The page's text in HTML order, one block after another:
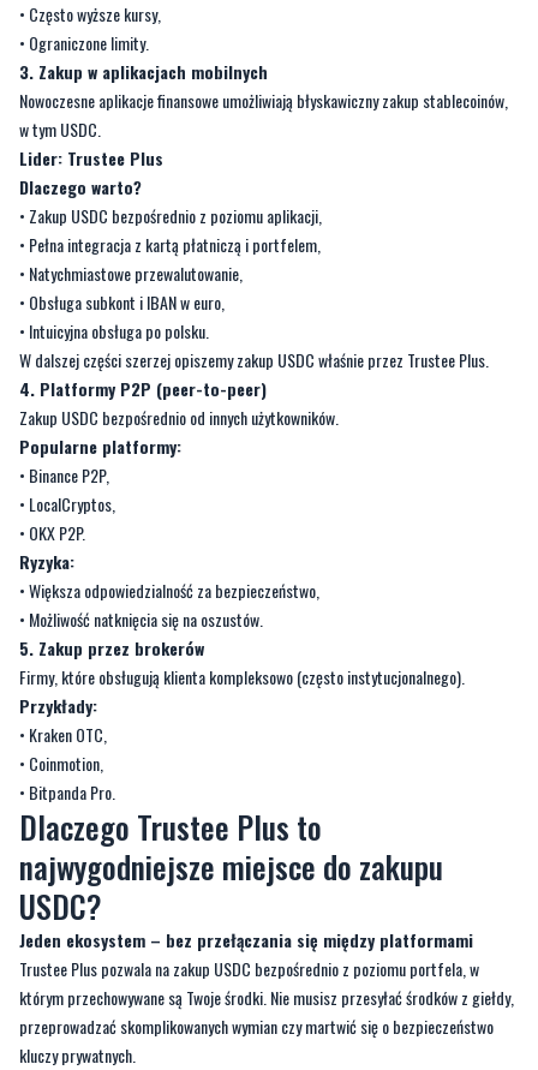
• Często wyższe kursy,
• Ograniczone limity.
3. Zakup w aplikacjach mobilnych
Nowoczesne aplikacje finansowe umożliwiają błyskawiczny zakup stablecoinów,
w tym USDC.
Lider: Trustee Plus
Dlaczego warto?
• Zakup USDC bezpośrednio z poziomu aplikacji,
• Pełna integracja z kartą płatniczą i portfelem,
• Natychmiastowe przewalutowanie,
• Obsługa subkont i IBAN w euro,
• Intuicyjna obsługa po polsku.
W dalszej części szerzej opiszemy zakup USDC właśnie przez Trustee Plus.
4. Platformy P2P (peer-to-peer)
Zakup USDC bezpośrednio od innych użytkowników.
Popularne platformy:
• Binance P2P,
• LocalCryptos,
• OKX P2P.
Ryzyka:
• Większa odpowiedzialność za bezpieczeństwo,
• Możliwość natknięcia się na oszustów.
5. Zakup przez brokerów
Firmy, które obsługują klienta kompleksowo (często instytucjonalnego).
Przykłady:
• Kraken OTC,
• Coinmotion,
• Bitpanda Pro.
Dlaczego Trustee Plus to
najwygodniejsze miejsce do zakupu
USDC?
Jeden ekosystem – bez przełączania się między platformami
Trustee Plus pozwala na zakup USDC bezpośrednio z poziomu portfela, w
którym przechowywane są Twoje środki. Nie musisz przesyłać środków z giełdy,
przeprowadzać skomplikowanych wymian czy martwić się o bezpieczeństwo
kluczy prywatnych.